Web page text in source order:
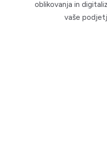
oblikovanja in
vaše